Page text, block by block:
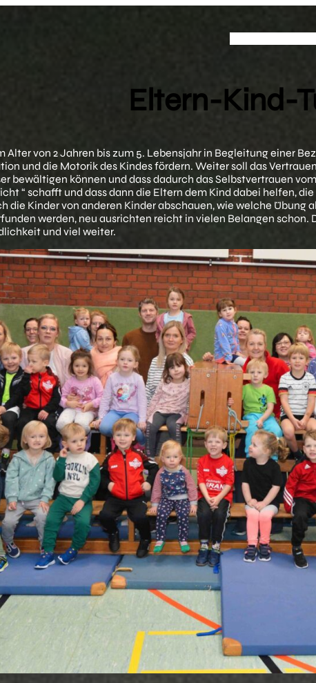
Eltern-Kind-
von 2 Jahren bis zum 5. Lebensjahr in Begleitung einer
und die Motorik des Kindes fördern. Weiter soll das
bewältigen können und dass dadurch das Selbstvertrauen
“ schafft und dass dann die Eltern dem Kind dabei helfen,
die Kinder von anderen Kinder abschauen, wie welche Übung
werden, neu ausrichten reicht in vielen Belangen
und viel weiter.